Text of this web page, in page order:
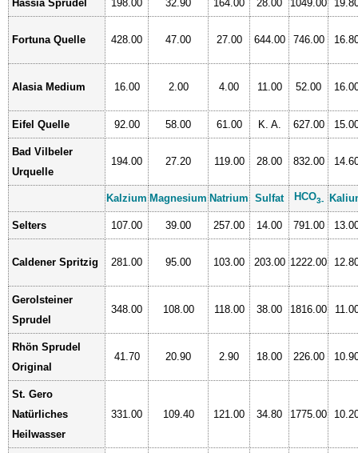
Hassia Sprudel 198.00 32.90 164.00 28.00 1049.00
Fortuna Quelle 428.00 47.00 27.00 644.00 746.00
Alasia Medium 16.00 2.00 4.00 11.00 52.00
Eifel Quelle 92.00 58.00 61.00 K. A. 627.00
Bad Vilbeler
Urquelle
194.00 27.20 119.00 28.00 832.00
Kalzium Magnesium Natrium Sulfat HCO3-
Selters 107.00 39.00 257.00 14.00 791.00
Caldener Spritzig 281.00 95.00 103.00 203.00 1222.00
Gerolsteiner
Sprudel
348.00 108.00 118.00 38.00 1816.00
Rhön Sprudel
Original
41.70 20.90 2.90 18.00 226.00
St. Gero
Natürliches
Heilwasser
331.00 109.40 121.00 34.80 1775.00